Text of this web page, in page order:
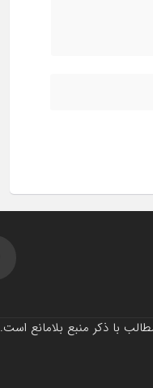
با ذکر منبع بلامانع است.